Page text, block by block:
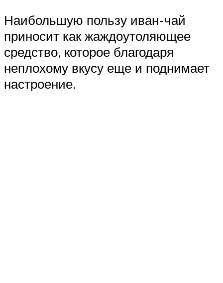
Наибольшую пользу иван-чай
приносит как жаждоутоляющее
средство, которое благодаря
неплохому вкусу еще и поднимает
настроение.